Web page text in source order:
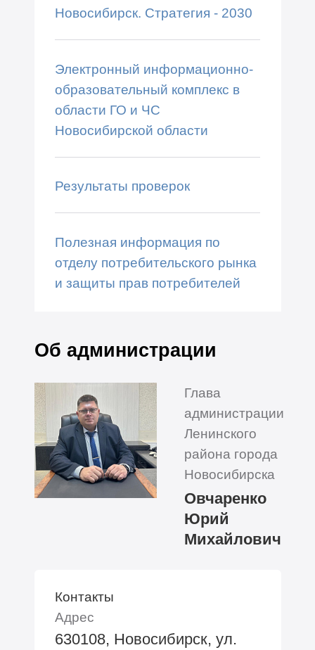
Новосибирск. Стратегия - 2030
Электронный информационно-
образовательный комплекс в
области ГО и ЧС
Новосибирской области
Результаты проверок
Полезная информация по
отделу потребительского рынка
и защиты прав потребителей
Об администрации
Глава
администрации
Ленинского
района города
Новосибирска
Овчаренко
Юрий
Михайлович
Контакты
Адрес
630108, Новосибирск, ул.